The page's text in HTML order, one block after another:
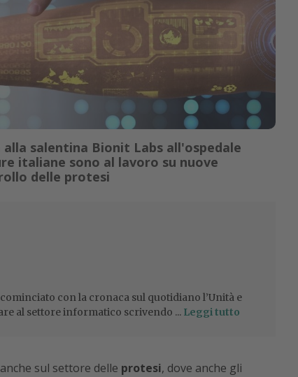
alla salentina Bionit Labs all'ospedale
italiane sono al lavoro su nuove
delle protesi
con la cronaca sul quotidiano l’Unità e
al settore informatico scrivendo ... Leggi tutto
sul settore delle protesi, dove anche gli